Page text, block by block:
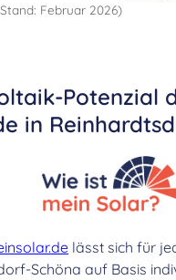
Februar 2026)
Potenzial
in
lässt sich für
Schöna auf Basis